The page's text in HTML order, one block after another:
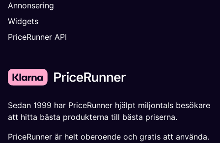
Annonsering
Widgets
PriceRunner API
Sedan 1999 har PriceRunner hjälpt miljontals besökare
att hitta bästa produkterna till bästa priserna.
PriceRunner är helt oberoende och gratis att använda.